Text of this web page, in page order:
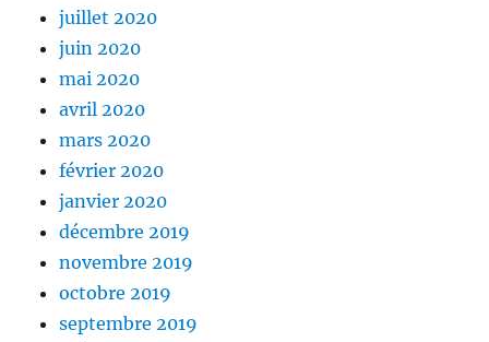
juillet 2020
juin 2020
mai 2020
avril 2020
mars 2020
février 2020
janvier 2020
décembre 2019
novembre 2019
octobre 2019
septembre 2019